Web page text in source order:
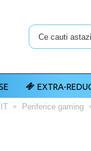
EXTRA-
Periferice gaming